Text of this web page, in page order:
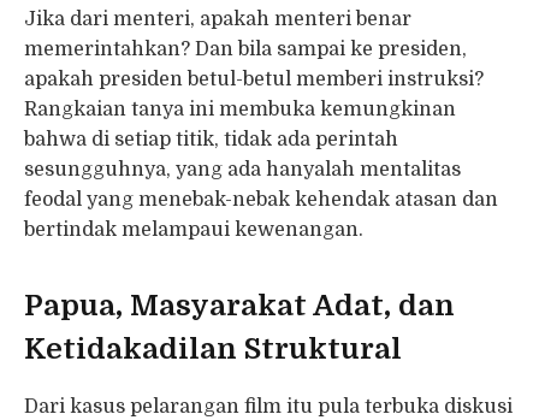
Jika dari menteri, apakah menteri benar
memerintahkan? Dan bila sampai ke presiden,
apakah presiden betul-betul memberi instruksi?
Rangkaian tanya ini membuka kemungkinan
bahwa di setiap titik, tidak ada perintah
sesungguhnya, yang ada hanyalah mentalitas
feodal yang menebak-nebak kehendak atasan dan
bertindak melampaui kewenangan.
Papua, Masyarakat Adat, dan
Ketidakadilan Struktural
Dari kasus pelarangan film itu pula terbuka diskusi